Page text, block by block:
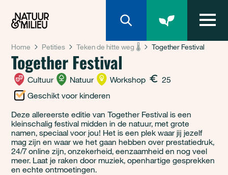
Home Petities Teken de hitte weg 🌡️ Together Festival
Together Festival
Cultuur Natuur Workshop
25
Geschikt voor kinderen
Deze allereerste editie van Together Festival is een
kleinschalig festival midden in de natuur, met grote
namen, speciaal voor jou! Het is een plek waar jij jezelf
mag zijn en waar we het gaan hebben over prestatiedruk,
24/7 online zijn, onzekerheid, eenzaamheid en nog veel
meer. Laat je raken door muziek, openhartige gesprekken
en echte ontmoetingen.